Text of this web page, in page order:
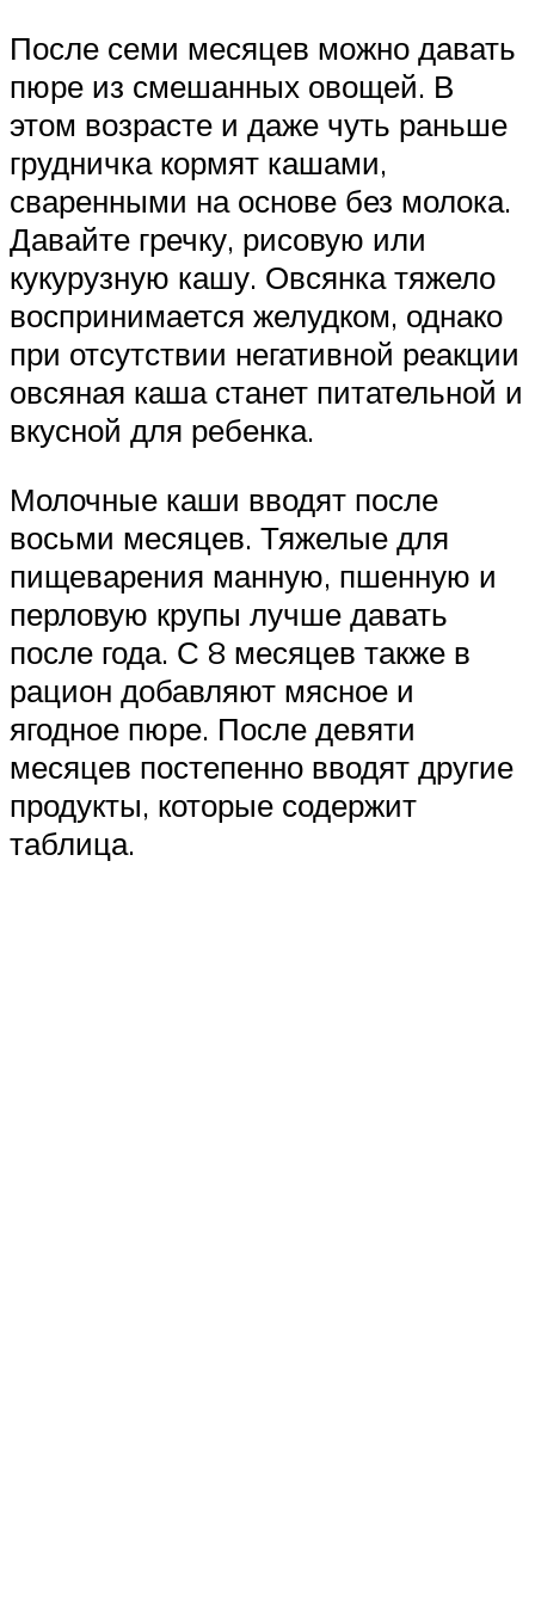
После семи месяцев можно давать
пюре из смешанных овощей. В
этом возрасте и даже чуть раньше
грудничка кормят кашами,
сваренными на основе без молока.
Давайте гречку, рисовую или
кукурузную кашу. Овсянка тяжело
воспринимается желудком, однако
при отсутствии негативной реакции
овсяная каша станет питательной и
вкусной для ребенка.
Молочные каши вводят после
восьми месяцев. Тяжелые для
пищеварения манную, пшенную и
перловую крупы лучше давать
после года. С 8 месяцев также в
рацион добавляют мясное и
ягодное пюре. После девяти
месяцев постепенно вводят другие
продукты, которые содержит
таблица.